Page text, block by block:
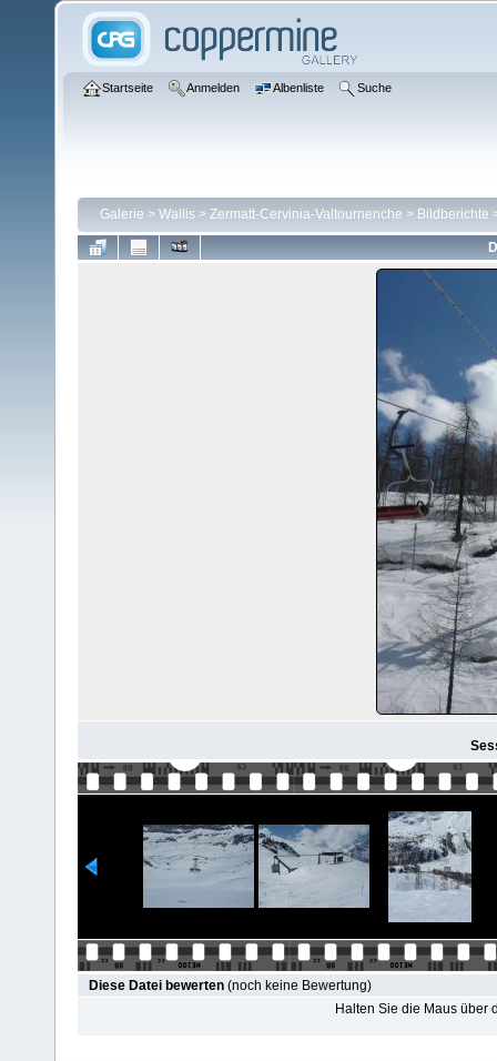
Startseite Anmelden Albenliste Suche
Galerie > Wallis > Zermatt-Cervinia-Valtournenche > Bildberichte
Diese Datei bewerten (noch keine Bewertung)
Halten Sie die Maus über